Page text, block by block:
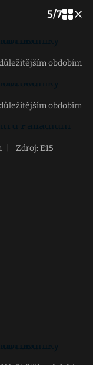
5/7
obdobím
obdobím
Zdroj: E15